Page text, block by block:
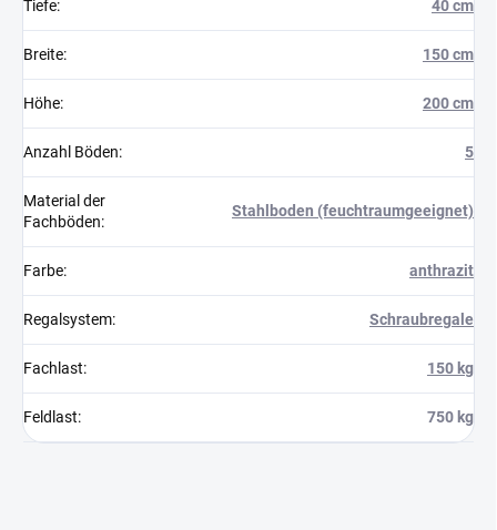
Tiefe: 40 cm
Breite: 150 cm
Höhe: 200 cm
Anzahl Böden: 5
Material der
Fachböden:
Stahlboden (feuchtraumgeeignet)
Farbe: anthrazit
Regalsystem: Schraubregale
Fachlast: 150 kg
Feldlast: 750 kg